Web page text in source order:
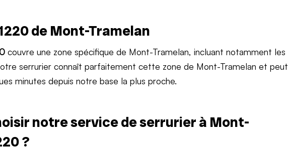
de Mont-Tramelan
couvre une zone spécifique de Mont-Tramelan, incluant notamment les
serrurier connaît parfaitement cette zone de Mont-Tramelan et peut
minutes depuis notre base la plus proche.
notre service de serrurier à Mont-
?